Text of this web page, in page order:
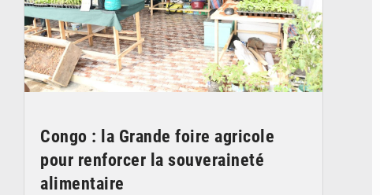
Congo : la Grande foire agricole
pour renforcer la souveraineté
alimentaire